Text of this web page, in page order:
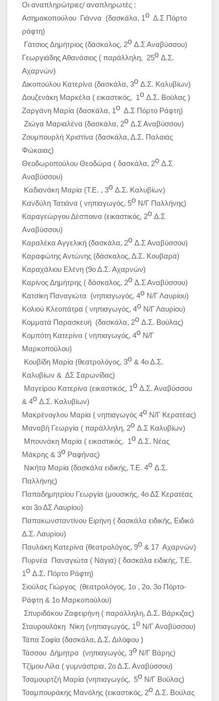
Οι αναπληρώτριες/ αναπληρωτές :
Ασημακοπούλου Γιάννα (δασκάλα, 1ο Δ.Σ Πόρτο
ράφτη)
Γάτσιος Δημήτριος (δάσκαλος, 2ο Δ.Σ Αναβύσσου)
Γεωργιάδης Αθανάσιος ( παράλληλη, 25ο Δ.Σ.
Αχαρνών)
Δικοπούλου Κατερίνα (δασκάλα, 3ο Δ.Σ. Καλυβίων)
Δουζενάκη Μαρκέλα ( εικαστικός, 1ο Δ.Σ. Βούλας )
Ζαργάνη Μαρία (δασκάλα, 1ο Δ.Σ Πόρτο Ράφτη)
Ζιώγα Μαριαλένα (δασκάλα, 2ο Δ.Σ Αναβύσσου)
Ζουμπουρλή Χριστίνα (δασκάλα, Δ.Σ. Παλαιάς
Φώκαιας)
Θεοδωροπούλου Θεοδώρα ( δασκάλα, 2ο Δ.Σ
Αναβύσσου)
Καδιανάκη Μαρία (Τ.Ε. , 3ο Δ.Σ. Καλυβίων)
Κανδύλη Τατιάνα ( νηπιαγωγός, 5ο Ν/Γ Παλλήνης)
Καραγεώργου Δέσποινα (εικαστικός, 2ο Δ.Σ
Αναβύσσου)
Καραλέκα Αγγελική (δασκάλα, 2ο Δ.Σ Αναβύσσου)
Καραφώτης Αντώνης (δάσκαλος, Δ.Σ. Κουβαρά)
Καραχάλιου Ελένη (9ο Δ.Σ. Αχαρνών)
Καρίνος Δημήτρης ( δάσκαλος, 2ο Δ.Σ Αναβύσσου)
Κατσίκη Παναγιώτα (νηπιαγωγός, 4ο Ν/Γ Λαυρίου)
Κολιού Κλεοπάτρα ( νηπιαγωγός, 4ο Ν/Γ Λαυρίου)
Κομματά Παρασκευή (δασκάλα, 2ο Δ.Σ. Βούλας)
Κομπότη Κατερίνα ( νηπιαγωγός, 4ο Ν/Γ
Μαρκοπούλου)
Κουβίδη Μαρία (θεατρολόγος, 3ο & 4ο Δ.Σ.
Καλυβίων & ΔΣ Σαρωνίδας)
Μαγείρου Κατερίνα (εικαστικός, 1ο Δ.Σ. Αναβύσσου
& 4ο Δ.Σ. Καλυβίων)
Μακρένογλου Μαρία ( νηπιαγωγός 4ο Ν/Γ Κερατέας)
Μαναβή Γεωργία ( παράλληλη, 2ο Δ.Σ Καλυβίων)
Μπουνάκη Μαρία ( εικαστικός, 1ο Δ.Σ. Νέας
Μάκρης & 3ο Ραφήνας)
Νικήτα Μαρία (δασκάλα ειδικής, Τ.Ε. 4ο Δ.Σ.
Παλλήνης)
Παπαδημητρίου Γεωργία (μουσικής, 4ο ΔΣ Κερατέας
και 3ο ΔΣ Λαυρίου)
Παπακωνσταντίνου Ειρήνη ( δασκάλα ειδικής, Ειδικό
Δ.Σ. Λαυρίου)
Παυλάκη Κατερίνα (θεατρολόγος, 9ο & 17 Αχαρνών)
Πυρνέα Παναγιώτα ( Νάγια) ( δασκάλα ειδικής, Τ.Ε.
1ο Δ.Σ. Πόρτο Ράφτη)
Σιούλας Γιώργος (θεατρολόγος, 1ο , 2ο, 3ο Πόρτο-
Ράφτη & 1ο Μαρκοπούλου)
Σπυριδάκου Ζαφειρήνη ( παράλληλη, Δ.Σ. Βάρκιζας)
Σταυρουλάκη Νίκη (νηπιαγωγός, 1ο Ν/Γ Αναβύσσου)
Τάπα Σοφία (δασκάλα, Δ.Σ. Διλόφου )
Τάσσου Δήμητρα (νηπιαγωγός, 3ο Ν/Γ Βάρης)
Τζίμου Λίλα ( γυμνάστρια, 2ο Δ.Σ. Αναβύσσου)
Τσαμουρτζή Μαρία (νηπιαγωγός, 5ο Ν/Γ Βούλας)
Τσαμπουράκης Μανόλης (εικαστικός, 2ο Δ.Σ. Βούλας